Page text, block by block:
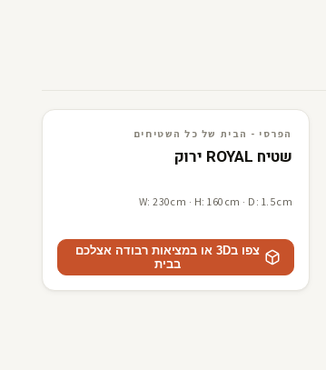
3D · AR הפרסי - הבית של כל השטיחים
הפרסי - הבית של כל השטיחים
שטיח ROYAL ירוק
W: 230cm · H: 160cm · D: 1.5cm
צפו ב3D או במציאות רבודה אצלכם
בבית